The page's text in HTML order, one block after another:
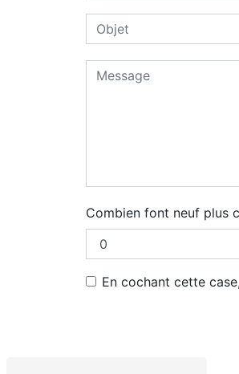
Combien font neuf plus
En cochant cette